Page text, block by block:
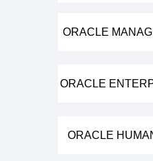
ORACLE
ORACLE
ORACLE